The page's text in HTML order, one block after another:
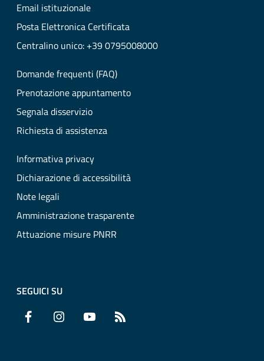
Email istituzionale
Posta Elettronica Certificata
Centralino unico: +39 0795008000
Domande frequenti (FAQ)
Prenotazione appuntamento
Segnala disservizio
Richiesta di assistenza
Informativa privacy
Dichiarazione di accessibilità
Note legali
Amministrazione trasparente
Attuazione misure PNRR
SEGUICI SU
Facebook Instagram YouTube